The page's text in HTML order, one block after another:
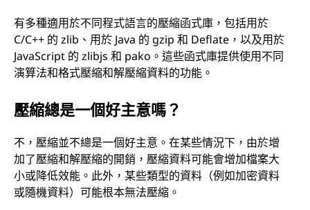
有多種適用於不同程式語言的壓縮函式庫，包括用於
C/C++ 的 zlib、用於 Java 的 gzip 和 Deflate，以及用於
JavaScript 的 zlibjs 和 pako。這些函式庫提供使用不同
演算法和格式壓縮和解壓縮資料的功能。
壓縮總是一個好主意嗎？
不，壓縮並不總是一個好主意。在某些情況下，由於增
加了壓縮和解壓縮的開銷，壓縮資料可能會增加檔案大
小或降低效能。此外，某些類型的資料（例如加密資料
或隨機資料）可能根本無法壓縮。